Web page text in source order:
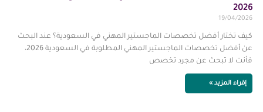
2026
19/04/2026
كيف تختار أفضل تخصصات الماجستير المهني في السعودية؟ عند البحث
عن أفضل تخصصات الماجستير المهني المطلوبة في السعودية 2026،
فأنت لا تبحث عن مجرد تخصص
إقراء المزيد »